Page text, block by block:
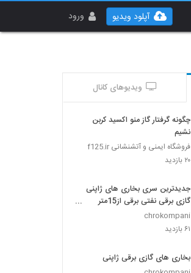
ورود آپلود ویدیو
ویدیوهای کانال
چگونه گرفتار گاز منو اکسید کربن
نشیم
فروشگاه ایمنی و آتشنشانی f125.ir
۲۰ بازدید
جدیدترین سری بخاری های ژاپنی
گازی برقی نفتی برقی از15متر
تا110متر کامل سرویس شده و
تضمین کارکرد قیمت از
chrokompani
۶۱ بازدید
بخاری های گازی برقی ژاپنی